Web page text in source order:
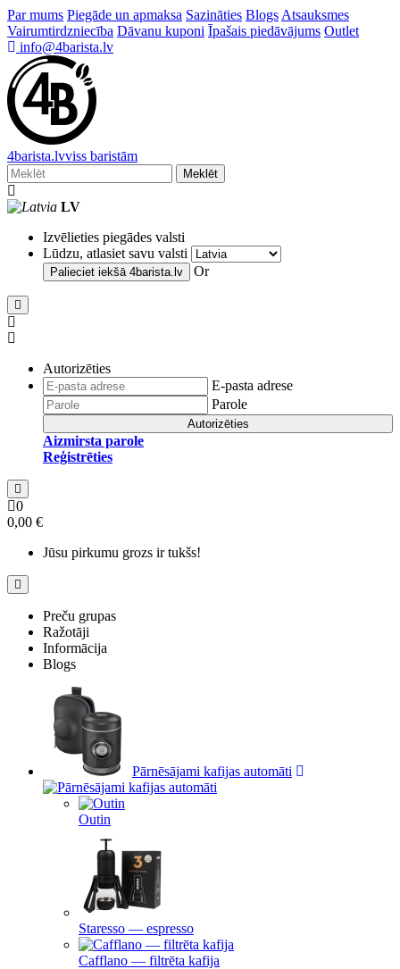
Par mums Piegāde un apmaksa Sazināties Blogs Atsauksmes
Vairumtirdzniecība Dāvanu kuponi Īpašais piedāvājums Outlet
info@4barista.lv
4barista.lvviss baristām
Meklēt
LV
Izvēlieties piegādes valsti
Lūdzu, atlasiet savu valsti
Palieciet iekšā 4barista.lv Or
Autorizēties
E-pasta adrese
Parole
Autorizēties
Aizmirsta parole
Reģistrēties
0
0,00 €
Jūsu pirkumu grozs ir tukšs!
Preču grupas
Ražotāji
Informācija
Blogs
Pārnēsājami kafijas automāti
Outin
Staresso — espresso
Cafflano — filtrēta kafija